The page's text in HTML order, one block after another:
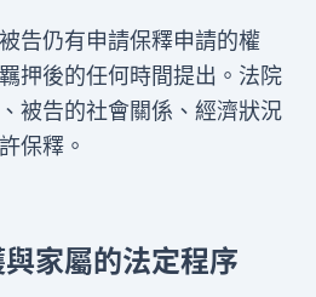
告仍有申請保釋申請的權
押後的任何時間提出。法院
被告的社會關係、經濟狀況
保釋。
與家屬的法定程序